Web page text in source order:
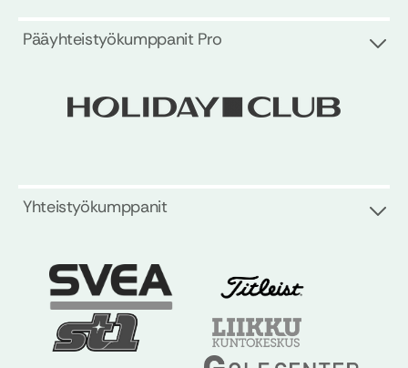
Pääyhteistyökumppanit Pro
Yhteistyökumppanit